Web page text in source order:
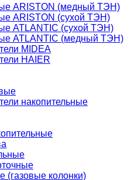
ARISTON (медный ТЭН)
ARISTON (сухой ТЭН)
ATLANTIC (сухой ТЭН)
ATLANTIC (медный ТЭН)
MIDEA
HAIER
накопительные
(газовые колонки)